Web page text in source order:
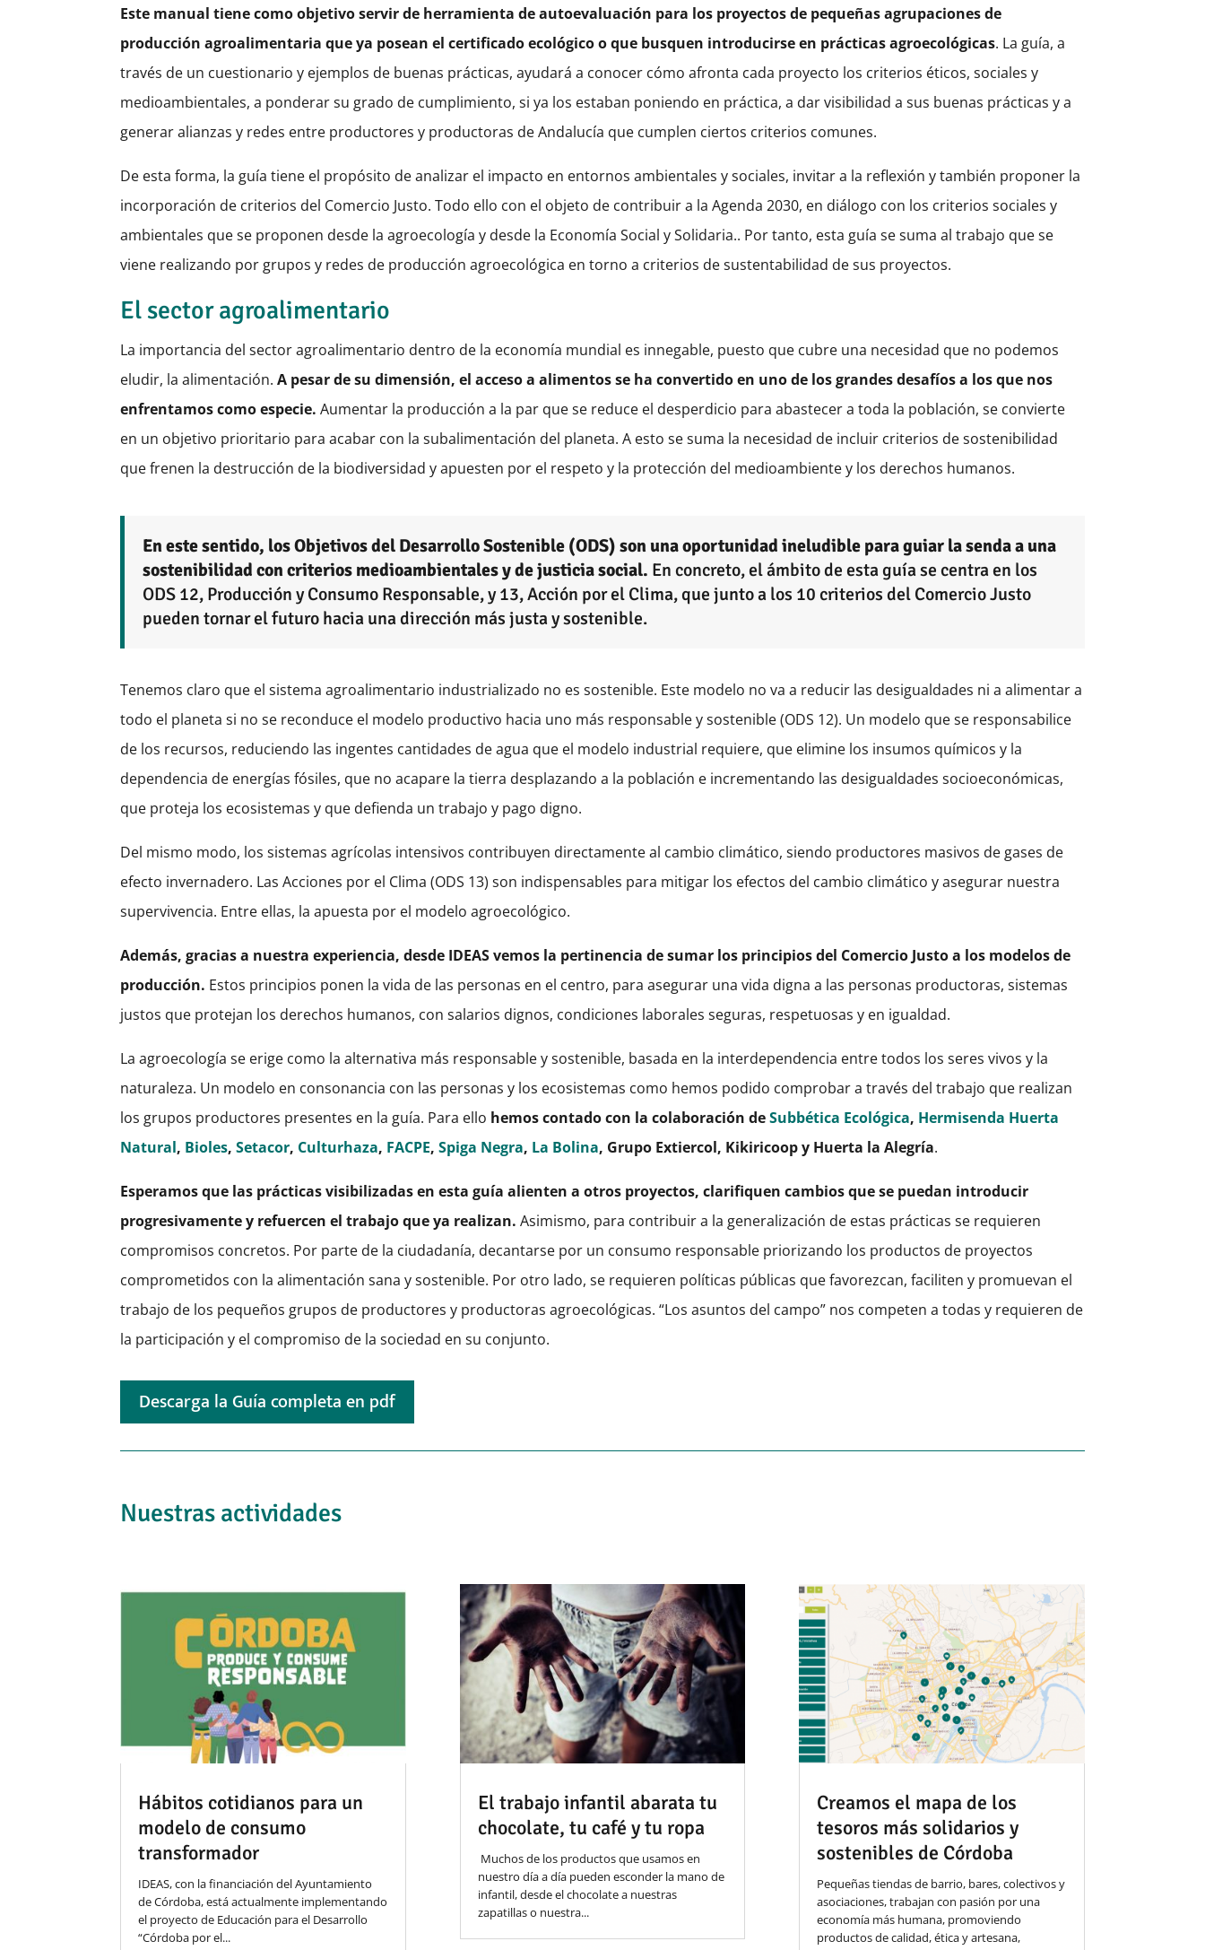
Este manual tiene como objetivo servir de herramienta de autoevaluación para los proyectos de pequeñas agrupaciones de
producción agroalimentaria que ya posean el certificado ecológico o que busquen introducirse en prácticas agroecológicas. La guía, a
través de un cuestionario y ejemplos de buenas prácticas, ayudará a conocer cómo afronta cada proyecto los criterios éticos, sociales y
medioambientales, a ponderar su grado de cumplimiento, si ya los estaban poniendo en práctica, a dar visibilidad a sus buenas prácticas y a
generar alianzas y redes entre productores y productoras de Andalucía que cumplen ciertos criterios comunes.
De esta forma, la guía tiene el propósito de analizar el impacto en entornos ambientales y sociales, invitar a la reflexión y también proponer la
incorporación de criterios del Comercio Justo. Todo ello con el objeto de contribuir a la Agenda 2030, en diálogo con los criterios sociales y
ambientales que se proponen desde la agroecología y desde la Economía Social y Solidaria.. Por tanto, esta guía se suma al trabajo que se
viene realizando por grupos y redes de producción agroecológica en torno a criterios de sustentabilidad de sus proyectos.
El sector agroalimentario
La importancia del sector agroalimentario dentro de la economía mundial es innegable, puesto que cubre una necesidad que no podemos
eludir, la alimentación. A pesar de su dimensión, el acceso a alimentos se ha convertido en uno de los grandes desafíos a los que nos
enfrentamos como especie. Aumentar la producción a la par que se reduce el desperdicio para abastecer a toda la población, se convierte
en un objetivo prioritario para acabar con la subalimentación del planeta. A esto se suma la necesidad de incluir criterios de sostenibilidad
que frenen la destrucción de la biodiversidad y apuesten por el respeto y la protección del medioambiente y los derechos humanos.
En este sentido, los Objetivos del Desarrollo Sostenible (ODS) son una oportunidad ineludible para guiar la senda a una
sostenibilidad con criterios medioambientales y de justicia social. En concreto, el ámbito de esta guía se centra en los
ODS 12, Producción y Consumo Responsable, y 13, Acción por el Clima, que junto a los 10 criterios del Comercio Justo
pueden tornar el futuro hacia una dirección más justa y sostenible.
Tenemos claro que el sistema agroalimentario industrializado no es sostenible. Este modelo no va a reducir las desigualdades ni a alimentar a
todo el planeta si no se reconduce el modelo productivo hacia uno más responsable y sostenible (ODS 12). Un modelo que se responsabilice
de los recursos, reduciendo las ingentes cantidades de agua que el modelo industrial requiere, que elimine los insumos químicos y la
dependencia de energías fósiles, que no acapare la tierra desplazando a la población e incrementando las desigualdades socioeconómicas,
que proteja los ecosistemas y que defienda un trabajo y pago digno.
Del mismo modo, los sistemas agrícolas intensivos contribuyen directamente al cambio climático, siendo productores masivos de gases de
efecto invernadero. Las Acciones por el Clima (ODS 13) son indispensables para mitigar los efectos del cambio climático y asegurar nuestra
supervivencia. Entre ellas, la apuesta por el modelo agroecológico.
Además, gracias a nuestra experiencia, desde IDEAS vemos la pertinencia de sumar los principios del Comercio Justo a los modelos de
producción. Estos principios ponen la vida de las personas en el centro, para asegurar una vida digna a las personas productoras, sistemas
justos que protejan los derechos humanos, con salarios dignos, condiciones laborales seguras, respetuosas y en igualdad.
La agroecología se erige como la alternativa más responsable y sostenible, basada en la interdependencia entre todos los seres vivos y la
naturaleza. Un modelo en consonancia con las personas y los ecosistemas como hemos podido comprobar a través del trabajo que realizan
los grupos productores presentes en la guía. Para ello hemos contado con la colaboración deSubbética Ecológica, Hermisenda Huerta
Natural, Bioles,Setacor, Culturhaza, FACPE,Spiga Negra, La Bolina, Grupo Extiercol, Kikiricoop y Huerta la Alegría.
Esperamos que las prácticas visibilizadas en esta guía alienten a otros proyectos, clarifiquen cambios que se puedan introducir
progresivamente y refuercen el trabajo que ya realizan. Asimismo, para contribuir a la generalización de estas prácticas se requieren
compromisos concretos. Por parte de la ciudadanía, decantarse por un consumo responsable priorizando los productos de proyectos
comprometidos con la alimentación sana y sostenible. Por otro lado, se requieren políticas públicas que favorezcan, faciliten y promuevan el
trabajo de los pequeños grupos de productores y productoras agroecológicas. “Los asuntos del campo” nos competen a todas y requieren de
la participación y el compromiso de la sociedad en su conjunto.
Descarga la Guía completa en pdf
Nuestras actividades
Hábitos cotidianos para un
modelo de consumo
transformador
IDEAS, con la financiación del Ayuntamiento
de Córdoba, está actualmente implementando
el proyecto de Educación para el Desarrollo
“Córdoba por el...
El trabajo infantil abarata tu
chocolate, tu café y tu ropa
Muchos de los productos que usamos en
nuestro día a día pueden esconder la mano de
infantil, desde el chocolate a nuestras
zapatillas o nuestra...
Creamos el mapa de los
tesoros más solidarios y
sostenibles de Córdoba
Pequeñas tiendas de barrio, bares, colectivos y
asociaciones, trabajan con pasión por una
economía más humana, promoviendo
productos de calidad, ética y artesana,